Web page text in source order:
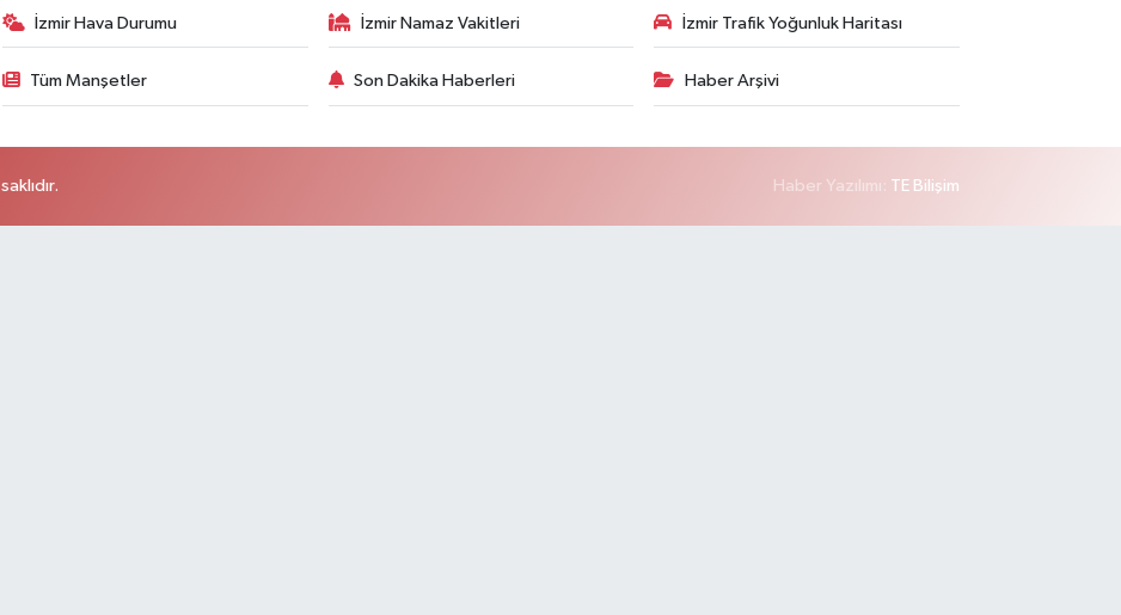
İzmir Hava Durumu İzmir Namaz Vakitleri İzmir Trafik Yoğunluk Haritası
Tüm Manşetler Son Dakika Haberleri Haber Arşivi
Haber Yazılımı: TE Bilişim